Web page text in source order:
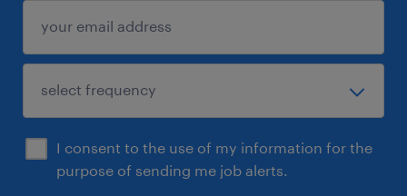
I consent to the use of my information for the
purpose of sending me job alerts.